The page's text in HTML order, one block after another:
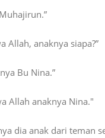
Allah, anaknya siapa?”
Bu Nina.”
Allah anaknya Nina."
dia anak dari teman